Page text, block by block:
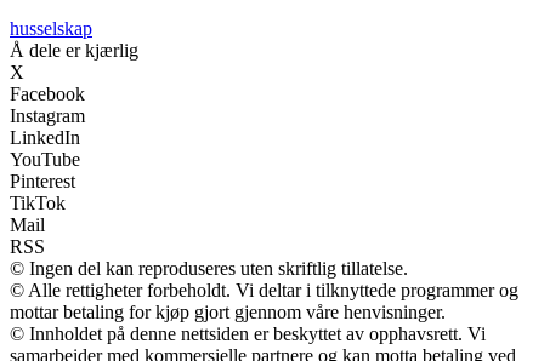
husselskap
Å dele er kjærlig
X
Facebook
Instagram
LinkedIn
YouTube
Pinterest
TikTok
Mail
RSS
© Ingen del kan reproduseres uten skriftlig tillatelse.
© Alle rettigheter forbeholdt. Vi deltar i tilknyttede programmer og
mottar betaling for kjøp gjort gjennom våre henvisninger.
© Innholdet på denne nettsiden er beskyttet av opphavsrett. Vi
samarbeider med kommersielle partnere og kan motta betaling ved